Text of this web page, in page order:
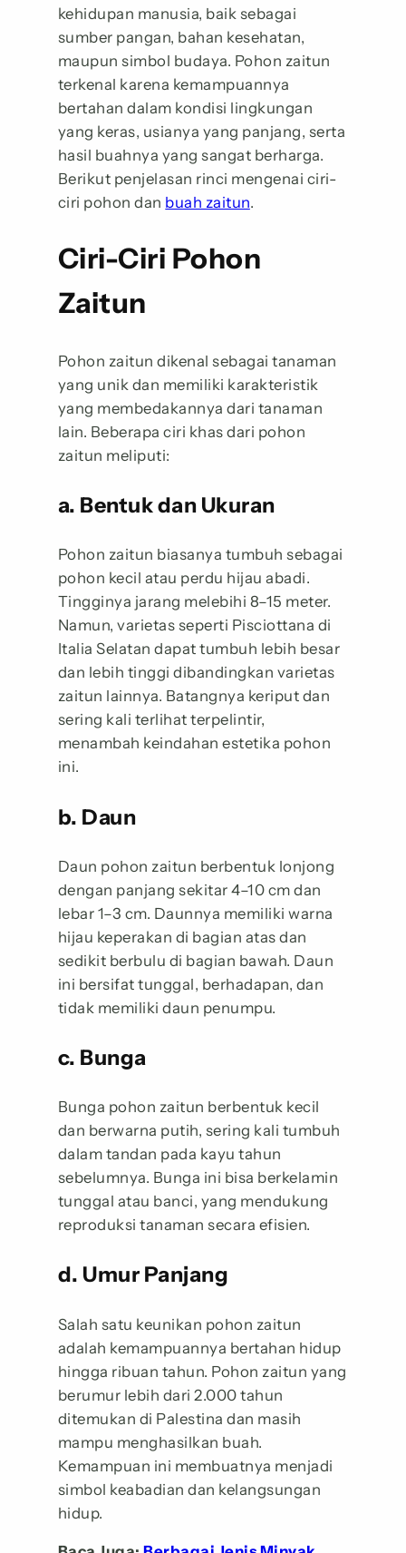
kehidupan manusia, baik sebagai
sumber pangan, bahan kesehatan,
maupun simbol budaya. Pohon zaitun
terkenal karena kemampuannya
bertahan dalam kondisi lingkungan
yang keras, usianya yang panjang, serta
hasil buahnya yang sangat berharga.
Berikut penjelasan rinci mengenai ciri-
ciri pohon dan buah zaitun.
Ciri-Ciri Pohon
Zaitun
Pohon zaitun dikenal sebagai tanaman
yang unik dan memiliki karakteristik
yang membedakannya dari tanaman
lain. Beberapa ciri khas dari pohon
zaitun meliputi:
a. Bentuk dan Ukuran
Pohon zaitun biasanya tumbuh sebagai
pohon kecil atau perdu hijau abadi.
Tingginya jarang melebihi 8–15 meter.
Namun, varietas seperti Pisciottana di
Italia Selatan dapat tumbuh lebih besar
dan lebih tinggi dibandingkan varietas
zaitun lainnya. Batangnya keriput dan
sering kali terlihat terpelintir,
menambah keindahan estetika pohon
ini.
b. Daun
Daun pohon zaitun berbentuk lonjong
dengan panjang sekitar 4–10 cm dan
lebar 1–3 cm. Daunnya memiliki warna
hijau keperakan di bagian atas dan
sedikit berbulu di bagian bawah. Daun
ini bersifat tunggal, berhadapan, dan
tidak memiliki daun penumpu.
c. Bunga
Bunga pohon zaitun berbentuk kecil
dan berwarna putih, sering kali tumbuh
dalam tandan pada kayu tahun
sebelumnya. Bunga ini bisa berkelamin
tunggal atau banci, yang mendukung
reproduksi tanaman secara efisien.
d. Umur Panjang
Salah satu keunikan pohon zaitun
adalah kemampuannya bertahan hidup
hingga ribuan tahun. Pohon zaitun yang
berumur lebih dari 2.000 tahun
ditemukan di Palestina dan masih
mampu menghasilkan buah.
Kemampuan ini membuatnya menjadi
simbol keabadian dan kelangsungan
hidup.